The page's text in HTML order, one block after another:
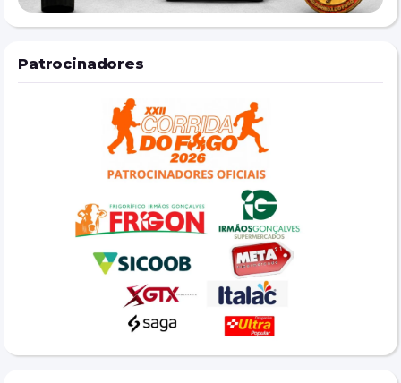
Bombeiros Militar de Rondônia.
https://www.instagram.com/fundacaoguardioesdavida.ro?
Autorização modalidade 5 km para ( MENOR DE IDADE)
https://docs.google.com/document/d/1Taw8PBiHiC-
EQ__xUkW3B_tQHoauPtS8/edit
Encaminhar autorização no e-mail: fgv.cbmro@gmail.com
Patrocinadores